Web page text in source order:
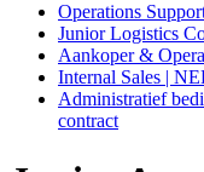
Operations
Junior Logistics
Aankoper &
Internal Sales |
Administratief
contract